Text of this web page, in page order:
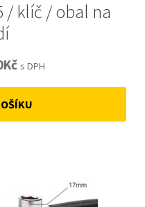
/ klíč / obal na
KčCurrent
price
is:
s DPH